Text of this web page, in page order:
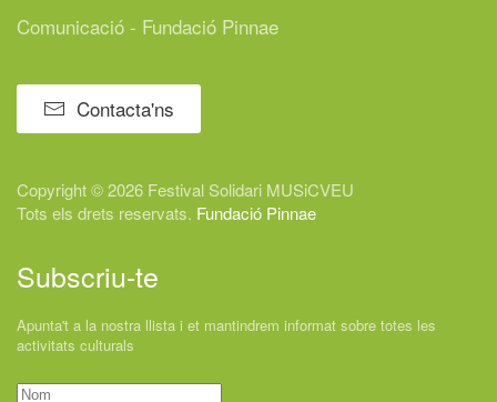
Comunicació - Fundació Pinnae
Contacta'ns
Copyright © 2026 Festival Solidari MUSiCVEU
Tots els drets reservats. Fundació Pinnae
Subscriu-te
Apunta't a la nostra llista i et mantindrem informat sobre totes les
activitats culturals